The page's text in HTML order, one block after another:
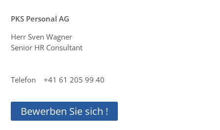
PKS Personal AG
Herr Sven Wagner
Senior HR Consultant
Telefon +41 61 205 99 40
Bewerben Sie sich !